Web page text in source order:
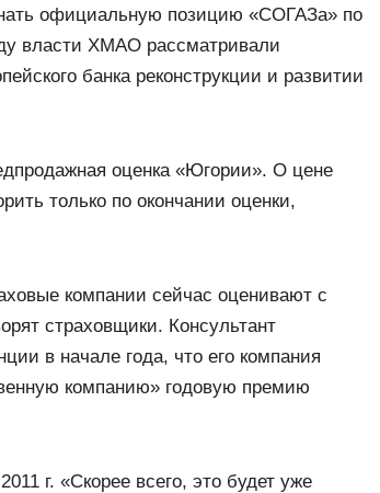
официальную позицию «СОГАЗа» по
власти ХМАО рассматривали
банка реконструкции и развитии
оценка «Югории». О цене
только по окончании оценки,
компании сейчас оценивают с
страховщики. Консультант
в начале года, что его компания
компанию» годовую премию
г. «Скорее всего, это будет уже